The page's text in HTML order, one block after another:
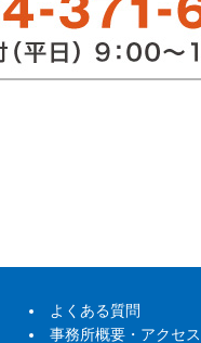
よくある質問
事務所概要・アクセス